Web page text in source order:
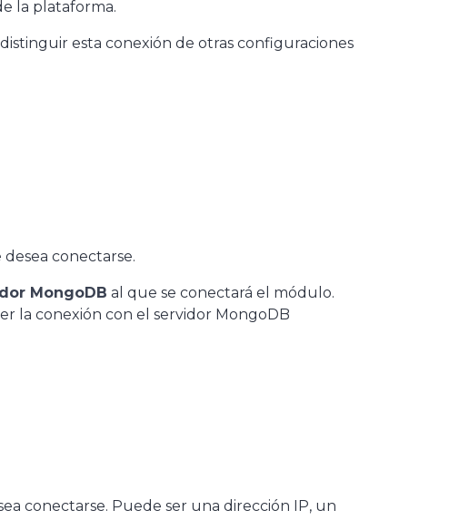
la plataforma.
esta conexión de otras configuraciones
conectarse.
MongoDB al que se conectará el módulo.
la conexión con el servidor MongoDB
conectarse. Puede ser una dirección IP, un